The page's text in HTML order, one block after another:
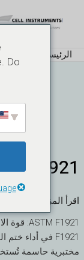
الرئيسية
F1921
ASTM
اقرأ المزيد "
مختبرية حاسمة
الصفحات
Do